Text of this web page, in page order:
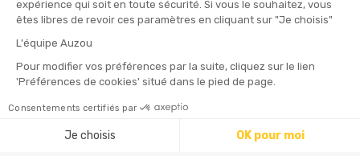
expérience qui soit en toute sécurité. Si vous le souhaitez, vous
êtes libres de revoir ces paramètres en cliquant sur "Je choisis"
L'équipe Auzou
Pour modifier vos préférences par la suite, cliquez sur le lien
'Préférences de cookies' situé dans le pied de page.
Consentements certifiés par
Je choisis OK pour moi
Ajouter au panier
Mentions légales
© 2026 - AUZOU |